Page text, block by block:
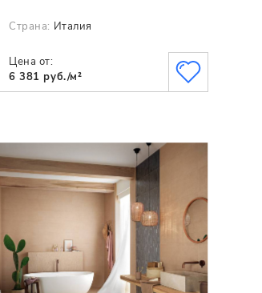
Страна: Италия
Цена от:
6 381 руб./м²